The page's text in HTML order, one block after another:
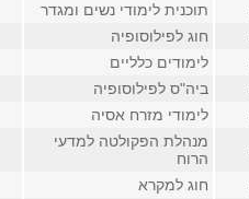
תוכנית לימודי נשים ומגדר
חוג לפילוסופיה
לימודים כלליים
ביה"ס לפילוסופיה
לימודי מזרח אסיה
מנהלת הפקולטה למדעי
הרוח
חוג למקרא